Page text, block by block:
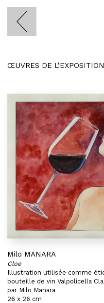
ŒUVRES DE
Milo MANARA
Cloe
Illustration utilisée comme
bouteille de vin Valpolicella
par Milo Manara
26 x 26 cm